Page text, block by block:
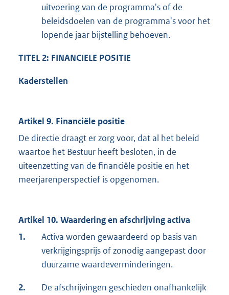
uitvoering van de programma's of de
beleidsdoelen van de programma's voor het
lopende jaar bijstelling behoeven.
TITEL 2: FINANCIELE POSITIE
Kaderstellen
Artikel 9. Financiële positie
De directie draagt er zorg voor, dat al het beleid
waartoe het Bestuur heeft besloten, in de
uiteenzetting van de financiële positie en het
meerjarenperspectief is opgenomen.
Artikel 10. Waardering en afschrijving activa
1.
Activa worden gewaardeerd op basis van
verkrijgingsprijs of zonodig aangepast door
duurzame waardeverminderingen.
2.
De afschrijvingen geschieden onafhankelijk